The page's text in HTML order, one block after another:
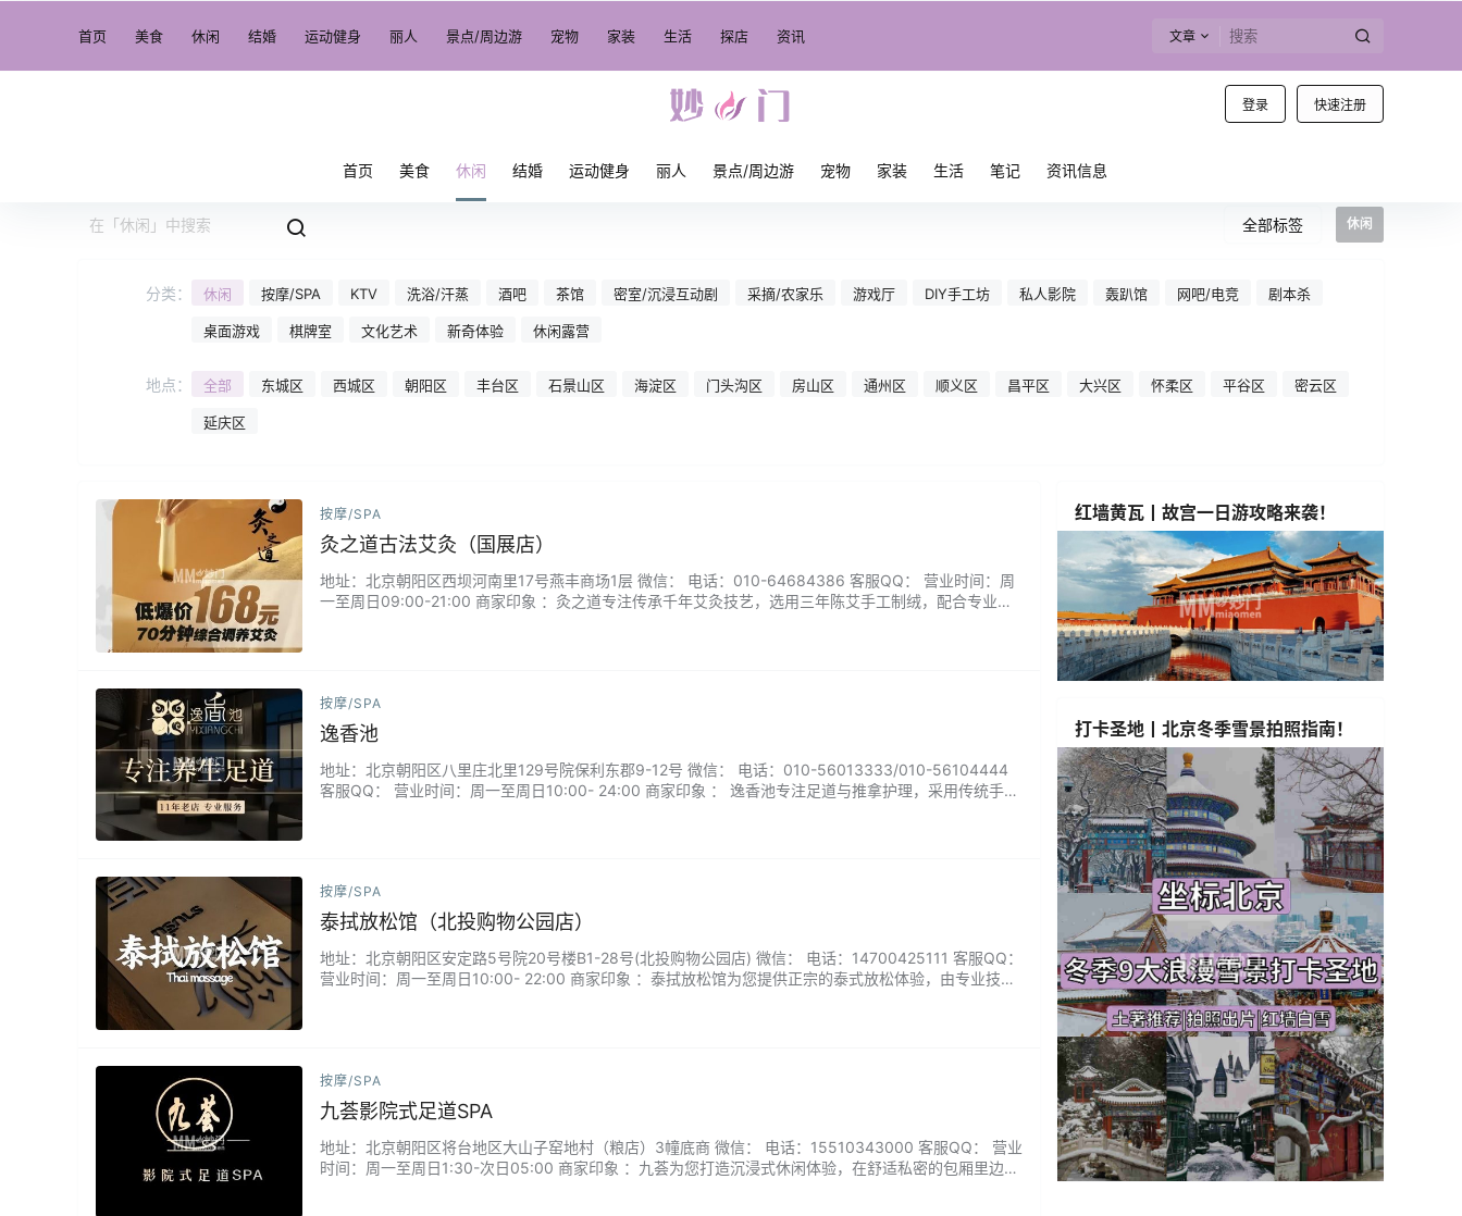
首页 美食 休闲 结婚 运动健身 丽人 景点/周边游 宠物 家装 生活 探店 资讯 文章
登录 快速注册
首页 美食 休闲 结婚 运动健身 丽人 景点/周边游 宠物 家装 生活 笔记 资讯信息
全部标签 休闲
分类： 休闲 按摩/SPA KTV 洗浴/汗蒸 酒吧 茶馆 密室/沉浸互动剧 采摘/农家乐 游戏厅 DIY手工坊 私人影院 轰趴馆 网吧/电竞 剧本杀
桌面游戏 棋牌室 文化艺术 新奇体验 休闲露营
地点： 全部 东城区 西城区 朝阳区 丰台区 石景山区 海淀区 门头沟区 房山区 通州区 顺义区 昌平区 大兴区 怀柔区 平谷区 密云区
延庆区
按摩/SPA
灸之道古法艾灸（国展店）
地址：北京朝阳区西坝河南里17号燕丰商场1层 微信： 电话：010-64684386 客服QQ： 营业时间：周
一至周日09:00-21:00 商家印象 ：灸之道专注传承千年艾灸技艺，选用三年陈艾手工制绒，配合专业辨
按摩/SPA
逸香池
地址：北京朝阳区八里庄北里129号院保利东郡9-12号 微信： 电话：010-56013333/010-56104444
客服QQ： 营业时间：周一至周日10:00- 24:00 商家印象 ： 逸香池专注足道与推拿护理，采用传统手法
按摩/SPA
泰拭放松馆（北投购物公园店）
地址：北京朝阳区安定路5号院20号楼B1-28号(北投购物公园店) 微信： 电话：14700425111 客服QQ：
营业时间：周一至周日10:00- 22:00 商家印象 ：泰拭放松馆为您提供正宗的泰式放松体验，由专业技师
按摩/SPA
九荟影院式足道SPA
地址：北京朝阳区将台地区大山子窑地村（粮店）3幢底商 微信： 电话：15510343000 客服QQ： 营业
时间：周一至周日1:30-次日05:00 商家印象 ：九荟为您打造沉浸式休闲体验，在舒适私密的包厢里边欣
红墙黄瓦丨故宫一日游攻略来袭！
打卡圣地丨北京冬季雪景拍照指南！